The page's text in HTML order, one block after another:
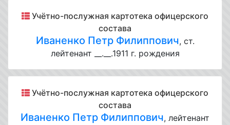
Учётно-послужная картотека офицерского
состава
Иваненко Петр Филиппович, ст.
лейтенант __.__.1911 г. рождения
Учётно-послужная картотека офицерского
состава
Иваненко Петр Филиппович, лейтенант